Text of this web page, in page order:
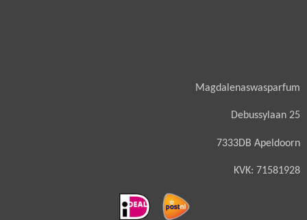
Magdalenaswasparfum
Debussylaan 25
7333DB Apeldoorn
KVK: 71581928